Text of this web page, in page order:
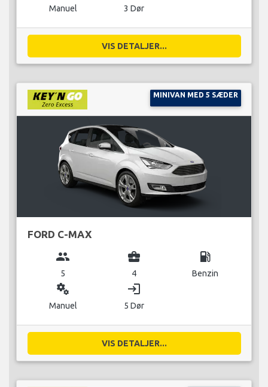
Manuel 3 Dør
VIS DETALJER...
MINIVAN MED 5 SÆDER
FORD C-MAX
group
5
business_center
4
local_gas_station
Benzin
miscellaneous_services
Manuel
login
5 Dør
VIS DETALJER...